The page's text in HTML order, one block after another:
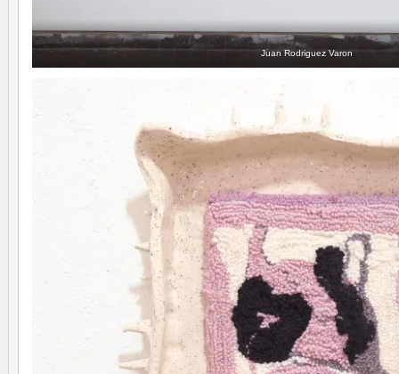
Juan Rodriguez Varon